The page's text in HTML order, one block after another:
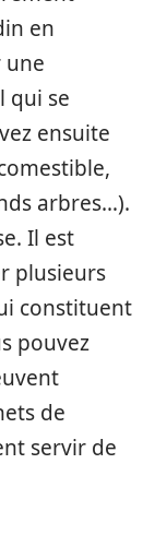
en
une
qui se
ensuite
arbres…).
Il est
plusieurs
constituent
pouvez
de
servir de